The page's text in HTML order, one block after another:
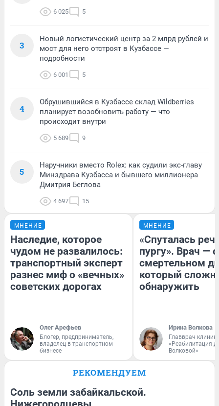
6 025 5
3
Новый логистический центр за 2 млрд рублей и
мост для него отстроят в Кузбассе —
подробности
6 001 5
4
Обрушившийся в Кузбассе склад Wildberries
планирует возобновить работу — что
происходит внутри
5 689 9
5
Наручники вместо Rolex: как судили экс-главу
Минздрава Кузбасса и бывшего миллионера
Дмитрия Беглова
4 697 15
МНЕНИЕ
Наследие, которое
чудом не развалилось:
транспортный эксперт
разнес миф о «вечных»
советских дорогах
Олег Арефьев
Блогер, предприниматель,
владелец в транспортном
бизнесе
МНЕНИЕ
«Спуталась
пургу». Врач — о
смертельном
который
обнаружить
Ирина Волкова
Главврач
«Реабилитация
Волковой»
РЕКОМЕНДУЕМ
Соль земли забайкальской.